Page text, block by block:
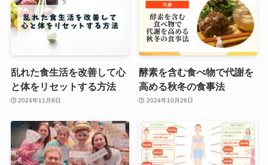
乱れた食生活を改善して心
と体をリセットする方法
2024年11月8日
酵素を含む食べ物で代謝を
高める秋冬の食事法
2024年10月26日